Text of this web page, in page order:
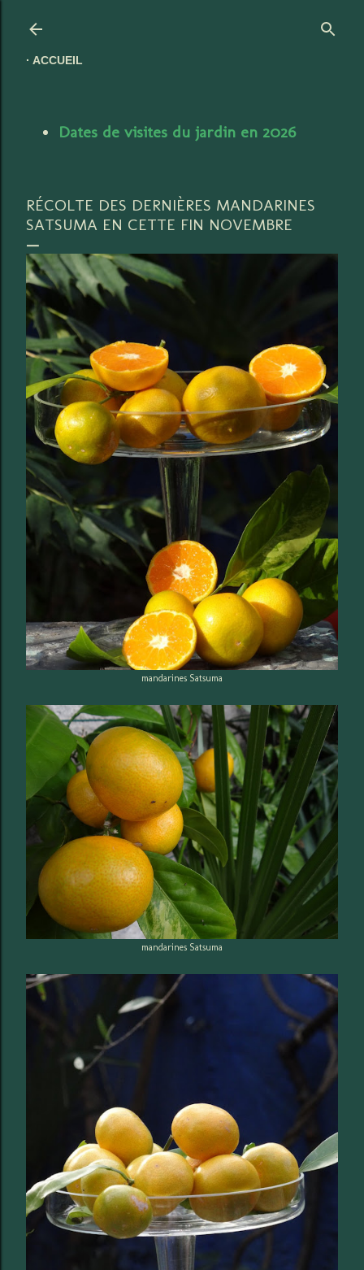
ACCUEIL
Dates de visites du jardin en 2026
RÉCOLTE DES DERNIÈRES MANDARINES
SATSUMA EN CETTE FIN NOVEMBRE
mandarines Satsuma
mandarines Satsuma